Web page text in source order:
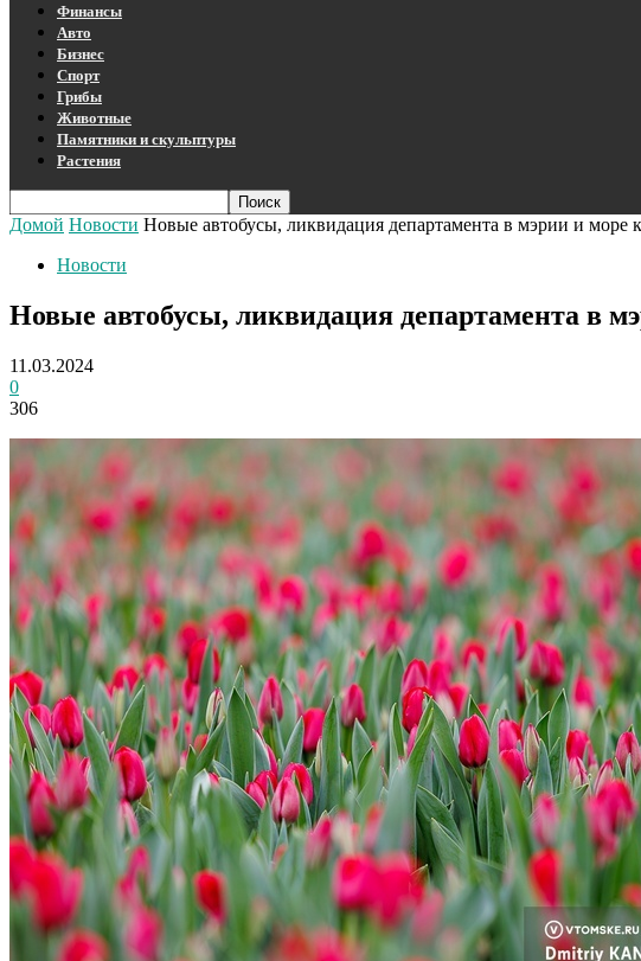
Финансы
Авто
Бизнес
Спорт
Грибы
Животные
Памятники и скульптуры
Растения
Домой Новости Новые автобусы, ликвидация департамента в мэрии и море
Новости
Новые автобусы, ликвидация департамента в
11.03.2024
0
306